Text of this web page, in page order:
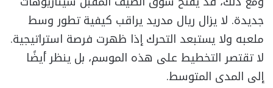
جديدة. لا يزال ريال مدريد يراقب كيفية تطور وسط
ملعبه ولا يستبعد التحرك إذا ظهرت فرصة استراتيجية.
لا تقتصر التخطيط على هذه الموسم، بل ينظر أيضًا
إلى المدى المتوسط.